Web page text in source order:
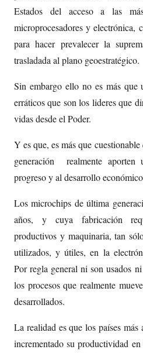
Estados del acceso a las
microprocesadores y electrónica,
para hacer prevalecer la
trasladada al plano geoestratégico.
Sin embargo ello no es más que
erráticos que son los lideres que
vidas desde el Poder.
Y es que, es más que
generación realmente
progreso y al desarrollo
Los microchips de última
años, y cuya fabricación
productivos y maquinaria, tan
utilizados, y útiles, en la
Por regla general ni son usados
los procesos que realmente
desarrollados.
La realidad es que los países
incrementado su productividad